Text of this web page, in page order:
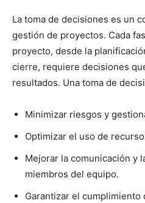
La toma de decisiones es un
gestión de proyectos. Cada
proyecto, desde la
cierre, requiere decisiones
resultados. Una toma de
Minimizar riesgos y
Optimizar el uso de
Mejorar la comunicación y
miembros del equipo.
Garantizar el cumplimiento